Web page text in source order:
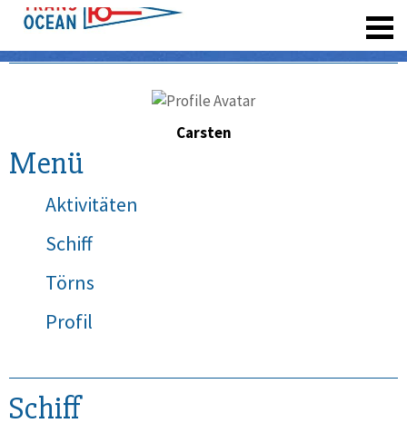
Carsten
Menü
Aktivitäten
Schiff
Törns
Profil
Schiff